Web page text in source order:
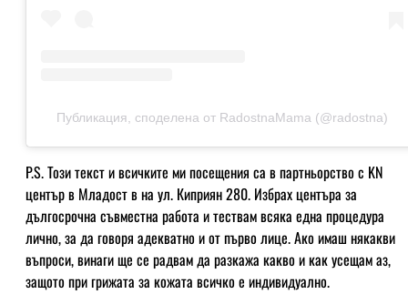
Публикация, споделена от RadostnaMama (@radostna)
P.S. Този текст и всичките ми посещения са в партньорство с KN
център в Младост в на ул. Киприян 280. Избрах центъра за
дългосрочна съвместна работа и тествам всяка една процедура
лично, за да говоря адекватно и от първо лице. Ако имаш някакви
въпроси, винаги ще се радвам да разкажа какво и как усещам аз,
защото при грижата за кожата всичко е индивидуално.